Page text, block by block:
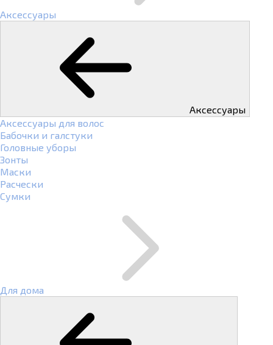
Аксессуары
Аксессуары
Аксессуары для волос
Бабочки и галстуки
Головные уборы
Зонты
Маски
Расчески
Сумки
Для дома